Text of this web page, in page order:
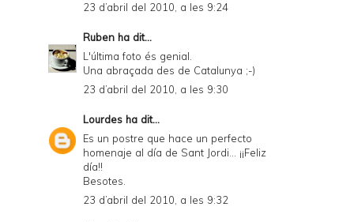
23 d’abril del 2010, a les 9:24
Ruben ha dit...
L'última foto és genial.
Una abraçada des de Catalunya ;-)
23 d’abril del 2010, a les 9:30
Lourdes ha dit...
Es un postre que hace un perfecto
homenaje al día de Sant Jordi... ¡¡Feliz
día!!
Besotes.
23 d’abril del 2010, a les 9:32